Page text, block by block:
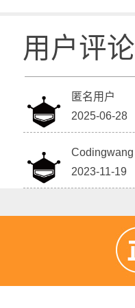
用户评论
匿名用户
2025-06-28
Codingwang
2023-11-19